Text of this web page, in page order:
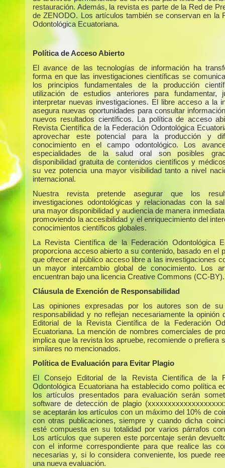
restauración. Además, la revista es parte de la Red de
de ZENODO. Los artículos también se conservan en la
Odontológica Ecuatoriana.
Política de Acceso Abierto
El avance de las tecnologías de información ha
forma en que las investigaciones científicas se
los principios fundamentales de la producción
utilización de estudios anteriores para fundamentar,
interpretar nuevas investigaciones. El libre acceso a la
asegura nuevas oportunidades para consultar
nuevos resultados científicos. La política de acceso
Revista Científica de la Federación Odontológica
aprovechar este potencial para la producción y
conocimiento en el campo odontológico. Los
especialidades de la salud oral son posibles
disponibilidad gratuita de contenidos científicos y
su vez potencia una mayor visibilidad tanto a nivel
internacional.
Nuestra revista pretende asegurar que los
investigaciones odontológicas y relacionadas con la
una mayor disponibilidad y audiencia de manera
promoviendo la accesibilidad y el enriquecimiento del
conocimientos científicos globales.
La Revista Científica de la Federación Odontológica
proporciona acceso abierto a su contenido, basado en el
que ofrecer al público acceso libre a las investigaciones
un mayor intercambio global de conocimiento. Los
encuentran bajo una licencia Creative Commons (CC-BY).
Cláusula de Exención de Responsabilidad
Las opiniones expresadas por los autores son de su
responsabilidad y no reflejan necesariamente la opinión
Editorial de la Revista Científica de la Federación
Ecuatoriana. La mención de nombres comerciales de
implica que la revista los apruebe, recomiende o prefiera
similares no mencionados.
Política de Evaluación para Evitar Plagio
El Consejo Editorial de la Revista Científica de la
Odontológica Ecuatoriana ha establecido como política
los artículos presentados para evaluación serán
software de detección de plagio
se aceptarán los artículos con un máximo del 10% de
con otras publicaciones, siempre y cuando dicha
esté compuesta en su totalidad por varios párrafos
Los artículos que superen este porcentaje serán
con el informe correspondiente para que realice las
necesarias y, si lo considera conveniente, los puede
una nueva evaluación.